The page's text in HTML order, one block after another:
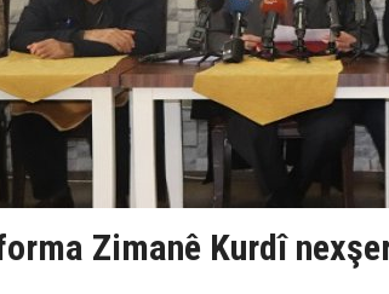
Zimanê Kurdî